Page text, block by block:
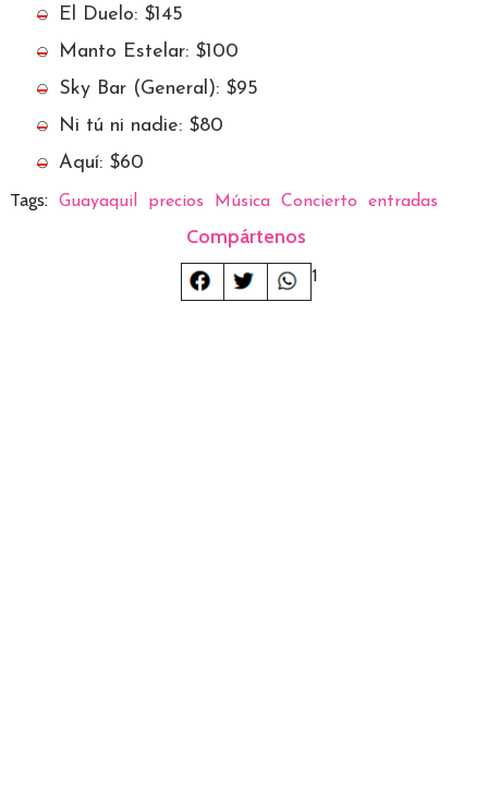
El Duelo: $145
Manto Estelar: $100
Sky Bar (General): $95
Ni tú ni nadie: $80
Aquí: $60
Tags:
Guayaquil precios Música Concierto entradas
Compártenos
1